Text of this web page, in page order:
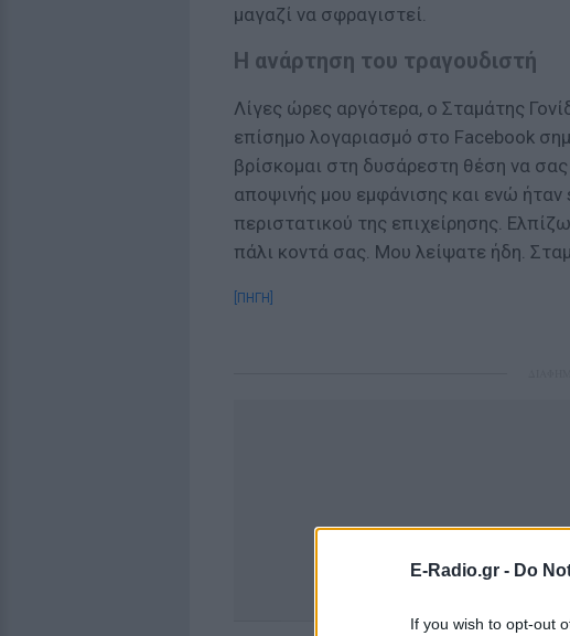
E-Radio.gr - Do
If you wish to opt-out
μαγαζί να σφραγιστεί.
Η ανάρτηση του τραγουδιστή
Λίγες ώρες αργότερα, ο Σταμάτης
επίσημο λογαριασμό στο Facebook
βρίσκομαι στη δυσάρεστη θέση να
αποψινής μου εμφάνισης και ενώ
περιστατικού της επιχείρησης.
πάλι κοντά σας. Μου λείψατε ήδη.
[ΠΗΓΗ]